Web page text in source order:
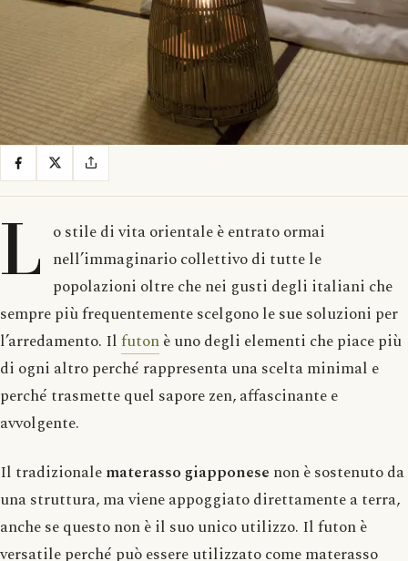
L o stile di vita orientale è entrato ormai
nell’immaginario collettivo di tutte le
popolazioni oltre che nei gusti degli italiani che
sempre più frequentemente scelgono le sue soluzioni per
l’arredamento. Ilfutonè uno degli elementi che piace più
di ogni altro perché rappresenta una scelta minimal e
perché trasmette quel sapore zen, affascinante e
avvolgente.
Il tradizionalematerasso giapponese non è sostenuto da
una struttura, ma viene appoggiato direttamente a terra,
anche se questo non è il suo unico utilizzo. Il futon è
versatile perché può essere utilizzato come materasso